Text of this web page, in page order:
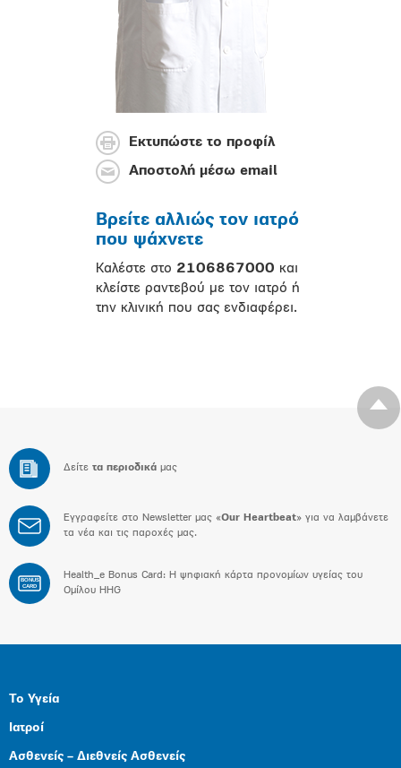
Εκτυπώστε το προφίλ
Αποστολή μέσω email
Βρείτε αλλιώς τον ιατρό
που ψάχνετε
Καλέστε στο 2106867000 και
κλείστε ραντεβού με τον ιατρό ή
την κλινική που σας ενδιαφέρει.
Δείτε τα περιοδικά μας
Εγγραφείτε στο Newsletter μας «Our Heartbeat» για να λαμβάνετε
τα νέα και τις παροχές μας.
BONUS
CARD
Health_e Bonus Card: H ψηφιακή κάρτα προνομίων υγείας του
Ομίλου HHG
Το Υγεία
Ιατροί
Ασθενείς – Διεθνείς Ασθενείς